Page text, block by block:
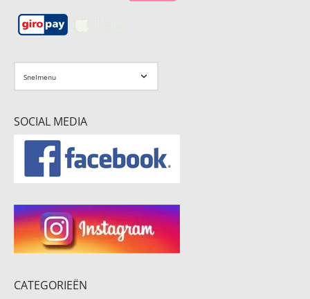
SOCIAL MEDIA
CATEGORIEËN